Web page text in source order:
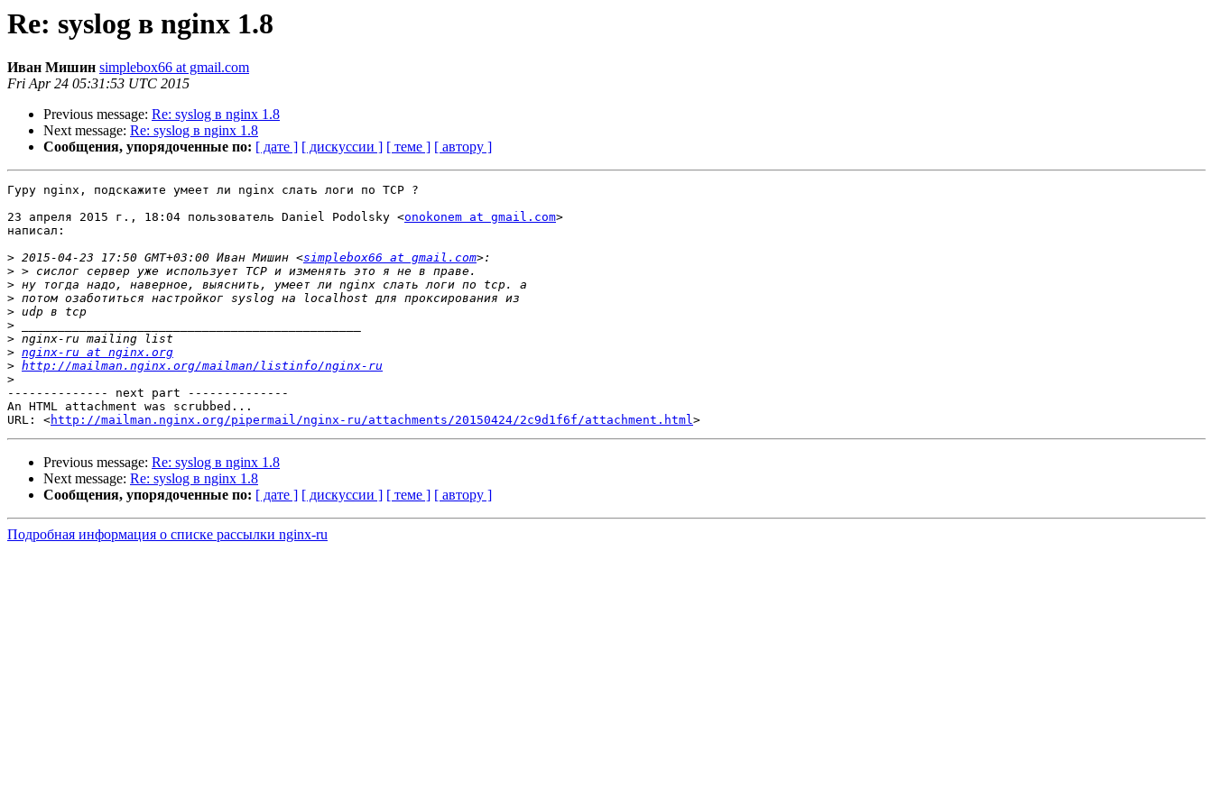
Re: syslog в nginx 1.8
Иван Мишин simplebox66 at gmail.com
Fri Apr 24 05:31:53 UTC 2015
Previous message: Re: syslog в nginx 1.8
Next message: Re: syslog в nginx 1.8
Сообщения, упорядоченные по: [ дате ] [ дискуссии ] [ теме ] [ автору ]
Гуру nginx, подскажите умеет ли nginx слать логи по TCP ?
23 апреля 2015 г., 18:04 пользователь Daniel Podolsky <onokonem at gmail.com>
написал:
> 2015-04-23 17:50 GMT+03:00 Иван Мишин <simplebox66 at gmail.com
>
>
>
>
>
>
> nginx-ru at nginx.org
> http://mailman.nginx.org/mailman/listinfo/nginx-ru
>
-------------- next part --------------
An HTML attachment was scrubbed...
URL: <http://mailman.nginx.org/pipermail/nginx-ru/attachments/20150424/2c9d1f6f/attachment.html
Previous message: Re: syslog в nginx 1.8
Next message: Re: syslog в nginx 1.8
Сообщения, упорядоченные по: [ дате ] [ дискуссии ] [ теме ] [ автору ]
Подробная информация о списке рассылки nginx-ru